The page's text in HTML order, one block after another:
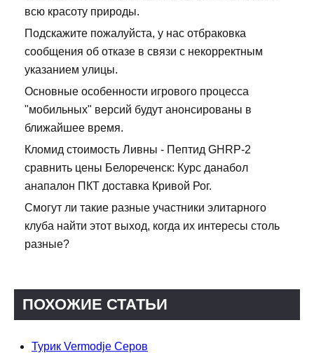
всю красоту природы.
Подскажите пожалуйста, у нас отбраковка
сообщения об отказе в связи с некорректным
указанием улицы.
Основные особенности игрового процесса
"мобильных" версий будут анонсированы в
ближайшее время.
Кломид стоимость Ливны - Пептид GHRP-2
сравнить цены Белореченск: Курс данабол
анапалон ПКТ доставка Кривой Рог.
Смогут ли такие разные участники элитарного
клуба найти этот выход, когда их интересы столь
разные?
ПОХОЖИЕ СТАТЬИ
Турик Vermodje Серов